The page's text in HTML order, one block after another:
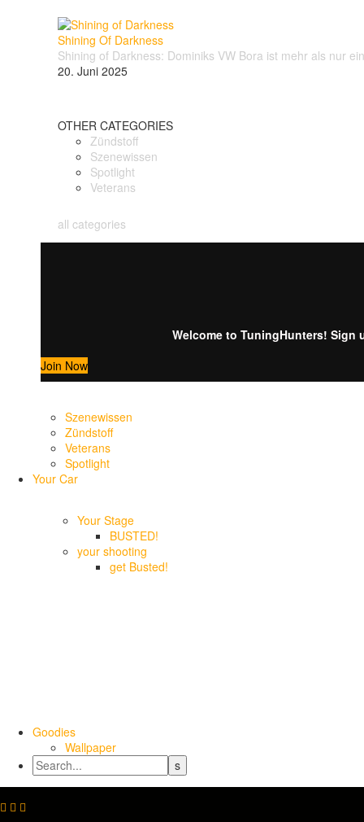
Shining Of Darkness
Shining of Darkness: Dominiks VW Bora ist mehr als nur
20. Juni 2025
OTHER CATEGORIES
Zündstoff
Szenewissen
Spotlight
Veterans
all categories
Welcome to TuningHunters!
Join Now
Szenewissen
Zündstoff
Veterans
Spotlight
Your Car
Your Stage
BUSTED!
your shooting
get Busted!
Goodies
Wallpaper
  